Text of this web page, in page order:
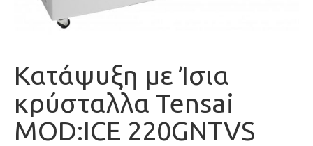
Κατάψυξη με Ίσια
κρύσταλλα Tensai
MOD:ICE 220GNTVS